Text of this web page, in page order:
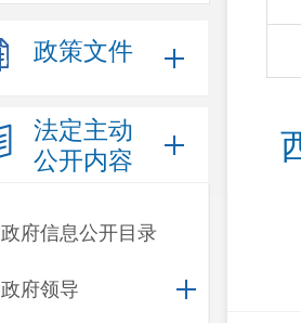
政策文件
法定主动
公开内容
政府信息公开目录
政府领导